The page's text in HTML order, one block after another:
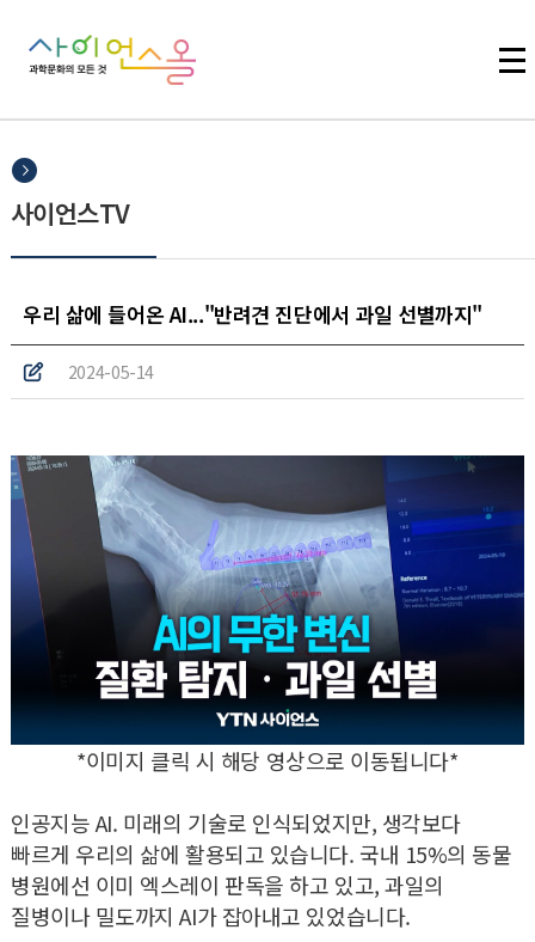
사이언스TV
우리 삶에 들어온 AI..."반려견 진단에서 과일 선별까지"
2024-05-14
*이미지 클릭 시 해당 영상으로 이동됩니다*
인공지능 AI. 미래의 기술로 인식되었지만, 생각보다
빠르게 우리의 삶에 활용되고 있습니다. 국내 15%의 동물
병원에선 이미 엑스레이 판독을 하고 있고, 과일의
질병이나 밀도까지 AI가 잡아내고 있었습니다.